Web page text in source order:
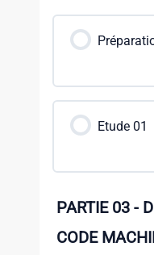
Etude 01
PARTIE 03 -
CODE